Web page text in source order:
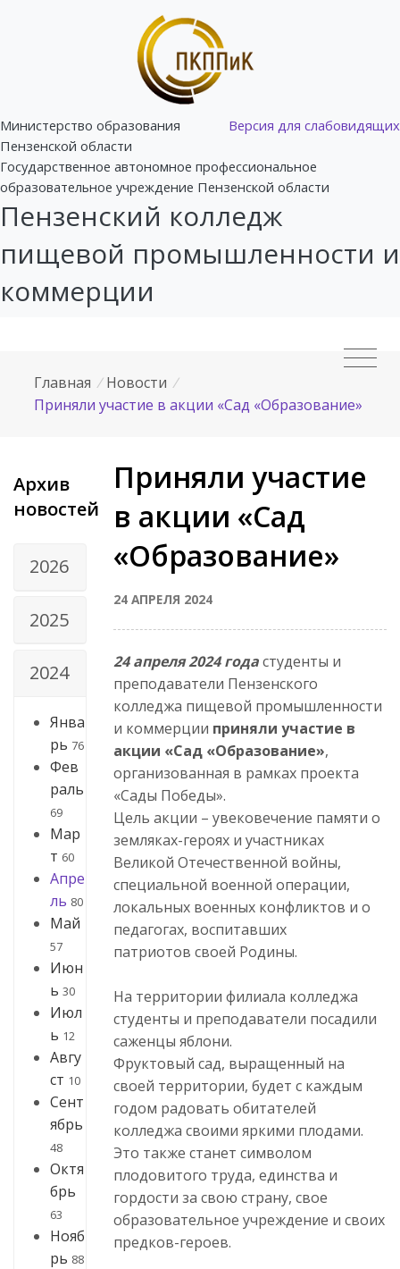
Версия для слабовидящих
Министерство образования
Пензенской области
Государственное автономное профессиональное
образовательное учреждение Пензенской области
Пензенский колледж
пищевой промышленности и
коммерции
Главная / Новости /
Приняли участие в акции «Сад «Образование»
Архив
новостей
2026
2025
2024
Янва
рь 76
Фев
раль
69
Мар
т 60
Апре
ль 80
Май
57
Июн
ь 30
Июл
ь 12
Авгу
ст 10
Сент
ябрь
48
Октя
брь
63
Нояб
рь 88
Приняли участие
в акции «Сад
«Образование»
24 АПРЕЛЯ 2024
24 апреля 2024 годастуденты и
преподаватели Пензенского
колледжа пищевой промышленности
и коммерции приняли участие в
акции «Сад «Образование»,
организованная в рамках проекта
«Сады Победы».
Цель акции – увековечение памяти о
земляках-героях и участниках
Великой Отечественной войны,
специальной военной операции,
локальных военных конфликтов и о
педагогах, воспитавших
патриотов своей Родины.
На территории филиала колледжа
студенты и преподаватели посадили
саженцы яблони.
Фруктовый сад, выращенный на
своей территории, будет с каждым
годом радовать обитателей
колледжа своими яркими плодами.
Это также станет символом
плодовитого труда, единства и
гордости за свою страну, свое
образовательное учреждение и своих
предков-героев.